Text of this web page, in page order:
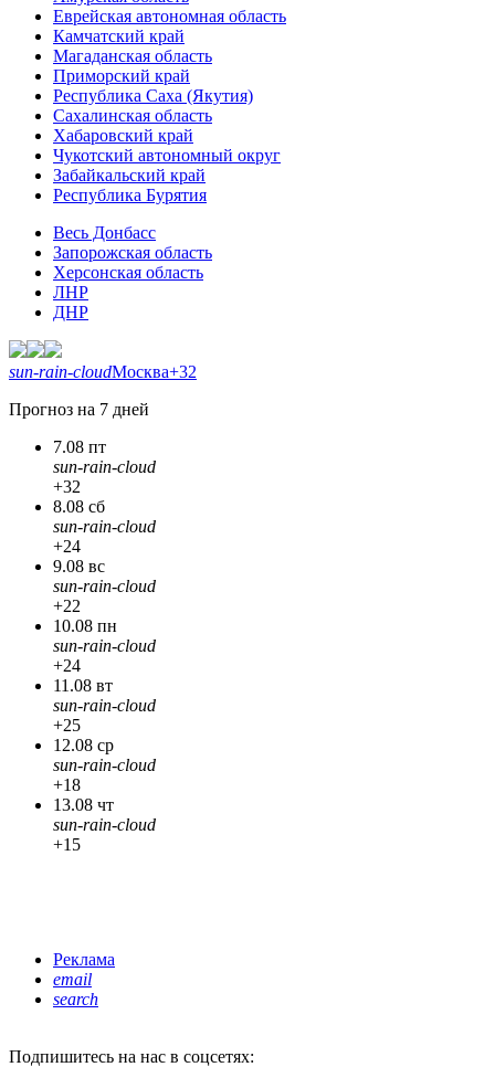
Еврейская автономная область
Камчатский край
Магаданская область
Приморский край
Республика Саха (Якутия)
Сахалинская область
Хабаровский край
Чукотский автономный округ
Забайкальский край
Республика Бурятия
Весь Донбасс
Запорожская область
Херсонская область
ЛНР
ДНР
sun-rain-cloudМосква+32
Прогноз на 7 дней
7.08 пт
sun-rain-cloud
+32
8.08 сб
sun-rain-cloud
+24
9.08 вс
sun-rain-cloud
+22
10.08 пн
sun-rain-cloud
+24
11.08 вт
sun-rain-cloud
+25
12.08 ср
sun-rain-cloud
+18
13.08 чт
sun-rain-cloud
+15
Реклама
email
search
Подпишитесь на нас в соцсетях: